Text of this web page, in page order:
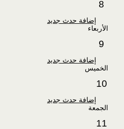
8
إضافة حدث جديد
الأربعاء
9
إضافة حدث جديد
الخميس
10
إضافة حدث جديد
الجمعة
11